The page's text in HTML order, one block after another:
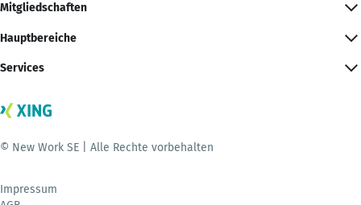
Mitgliedschaften
Hauptbereiche
Services
© New Work SE | Alle Rechte vorbehalten
Impressum